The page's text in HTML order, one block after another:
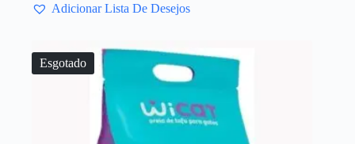
Adicionar Lista De Desejos
Esgotado